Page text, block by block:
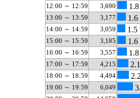
12:00 ～ 12:59 3,690
13:00 ～ 13:59 3,177 1.6
14:00 ～ 14:59 3,059 1.5
15:00 ～ 15:59 3,185 1.6
16:00 ～ 16:59 3,557
17:00 ～ 17:59 4,215
18:00 ～ 18:59 4,494
19:00 ～ 19:59 6,049